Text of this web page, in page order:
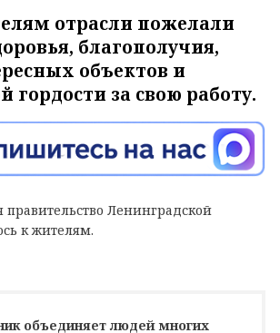
отрасли пожелали
благополучия,
объектов и
гордости за свою работу.
правительство Ленинградской
к жителям.
объединяет людей многих